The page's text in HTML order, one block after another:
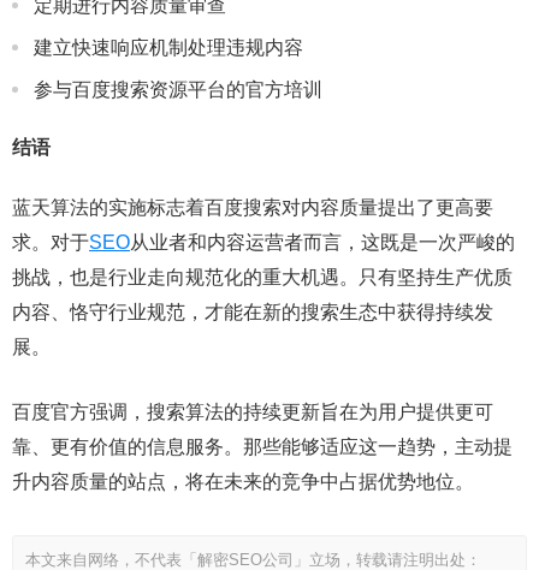
定期进行内容质量审查
建立快速响应机制处理违规内容
参与百度搜索资源平台的官方培训
结语
蓝天算法的实施标志着百度搜索对内容质量提出了更高要
求。对于SEO从业者和内容运营者而言，这既是一次严峻的
挑战，也是行业走向规范化的重大机遇。只有坚持生产优质
内容、恪守行业规范，才能在新的搜索生态中获得持续发
展。
百度官方强调，搜索算法的持续更新旨在为用户提供更可
靠、更有价值的信息服务。那些能够适应这一趋势，主动提
升内容质量的站点，将在未来的竞争中占据优势地位。
本文来自网络，不代表「解密SEO公司」立场，转载请注明出处：